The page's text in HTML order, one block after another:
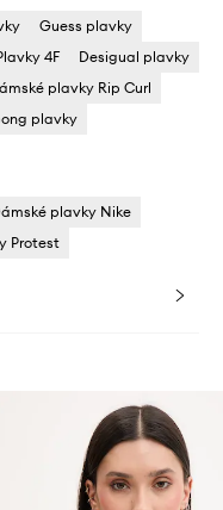
Guess plavky
4F
Desigual plavky
plavky Rip Curl
plavky
plavky Nike
Protest